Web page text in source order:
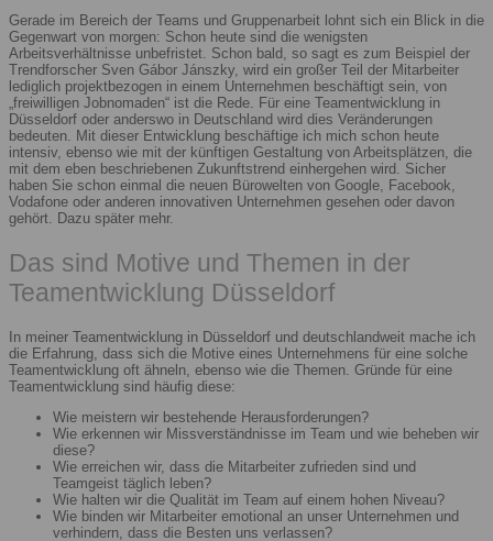
Gerade im Bereich der Teams und Gruppenarbeit lohnt sich ein Blick in die
Gegenwart von morgen: Schon heute sind die wenigsten
Arbeitsverhältnisse unbefristet. Schon bald, so sagt es zum Beispiel der
Trendforscher Sven Gábor Jánszky, wird ein großer Teil der Mitarbeiter
lediglich projektbezogen in einem Unternehmen beschäftigt sein, von
„freiwilligen Jobnomaden“ ist die Rede. Für eine Teamentwicklung in
Düsseldorf oder anderswo in Deutschland wird dies Veränderungen
bedeuten. Mit dieser Entwicklung beschäftige ich mich schon heute
intensiv, ebenso wie mit der künftigen Gestaltung von Arbeitsplätzen, die
mit dem eben beschriebenen Zukunftstrend einhergehen wird. Sicher
haben Sie schon einmal die neuen Bürowelten von Google, Facebook,
Vodafone oder anderen innovativen Unternehmen gesehen oder davon
gehört. Dazu später mehr.
Das sind Motive und Themen in der
Teamentwicklung Düsseldorf
In meiner Teamentwicklung in Düsseldorf und deutschlandweit mache ich
die Erfahrung, dass sich die Motive eines Unternehmens für eine solche
Teamentwicklung oft ähneln, ebenso wie die Themen. Gründe für eine
Teamentwicklung sind häufig diese:
Wie meistern wir bestehende Herausforderungen?
Wie erkennen wir Missverständnisse im Team und wie beheben wir
diese?
Wie erreichen wir, dass die Mitarbeiter zufrieden sind und
Teamgeist täglich leben?
Wie halten wir die Qualität im Team auf einem hohen Niveau?
Wie binden wir Mitarbeiter emotional an unser Unternehmen und
verhindern, dass die Besten uns verlassen?